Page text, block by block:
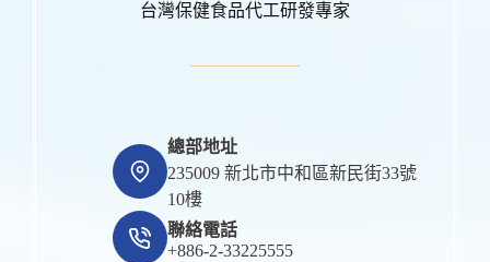
台灣保健食品代工研發專家
總部地址
235009 新北市中和區新民街33號
10樓
聯絡電話
+886-2-33225555